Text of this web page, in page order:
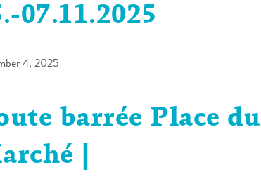
07.11.2025
4, 2025
barrée Place du
|